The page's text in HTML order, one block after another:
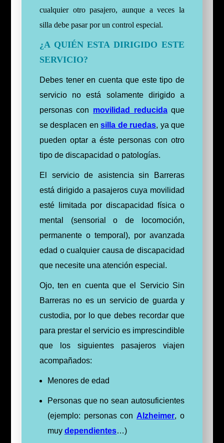
cualquier otro pasajero, aunque a veces la
silla debe pasar por un control especial.
¿A QUIÉN ESTA DIRIGIDO ESTE
SERVICIO?
Debes tener en cuenta que este tipo de
servicio no está solamente dirigido a
personas con movilidad reducidaque
se desplacen ensilla de ruedas, ya que
pueden optar a éste personas con otro
tipo de discapacidad o patologías.
El servicio de asistencia sin Barreras
está dirigido a pasajeros cuya movilidad
esté limitada por discapacidad física o
mental (sensorial o de locomoción,
permanente o temporal), por avanzada
edad o cualquier causa de discapacidad
que necesite una atención especial.
Ojo, ten en cuenta que el Servicio Sin
Barreras no es un servicio de guarda y
custodia, por lo que debes recordar que
para prestar el servicio es imprescindible
que los siguientes pasajeros viajen
acompañados:
Menores de edad
Personas que no sean autosuficientes
(ejemplo: personas con Alzheimer, o
muy dependientes…)